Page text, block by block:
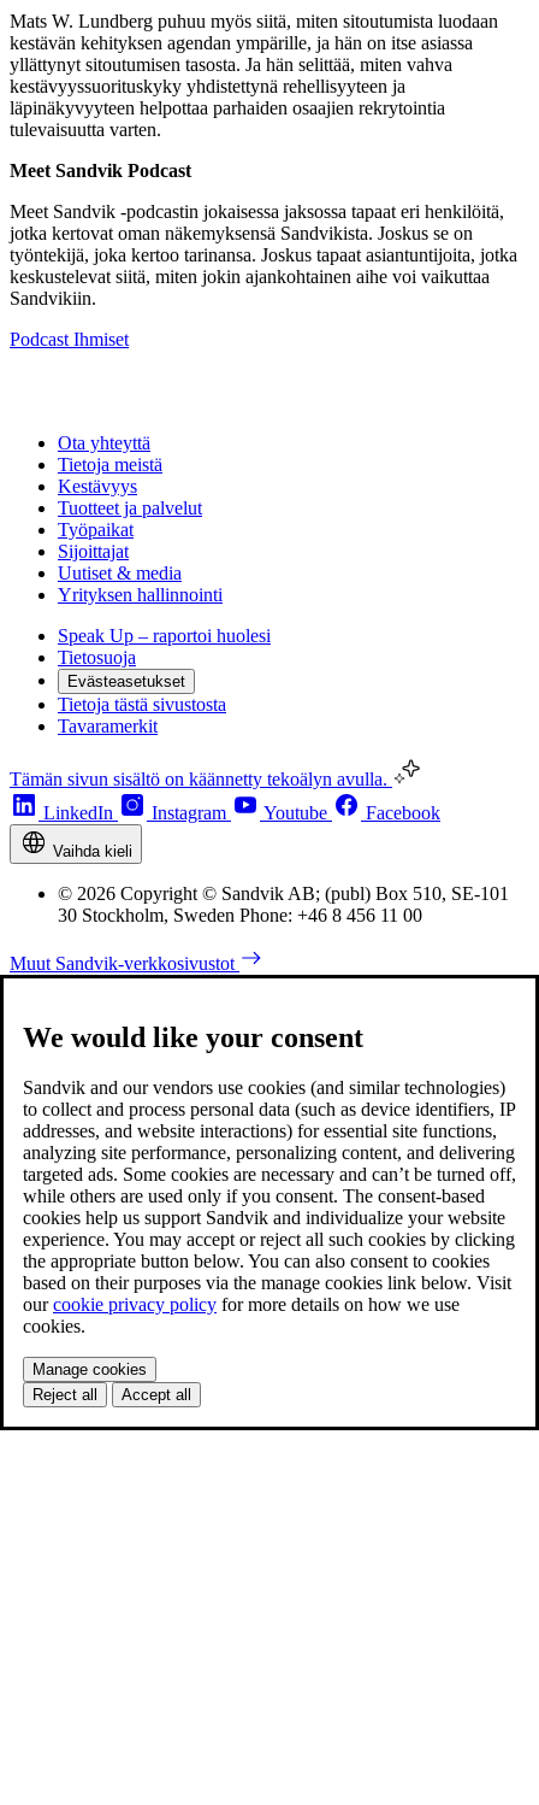
Mats W. Lundberg puhuu myös siitä, miten sitoutumista luodaan
kestävän kehityksen agendan ympärille, ja hän on itse asiassa
yllättynyt sitoutumisen tasosta. Ja hän selittää, miten vahva
kestävyyssuorituskyky yhdistettynä rehellisyyteen ja
läpinäkyvyyteen helpottaa parhaiden osaajien rekrytointia
tulevaisuutta varten.
Meet Sandvik Podcast
Meet Sandvik -podcastin jokaisessa jaksossa tapaat eri henkilöitä,
jotka kertovat oman näkemyksensä Sandvikista. Joskus se on
työntekijä, joka kertoo tarinansa. Joskus tapaat asiantuntijoita, jotka
keskustelevat siitä, miten jokin ajankohtainen aihe voi vaikuttaa
Sandvikiin.
Podcast Ihmiset
Ota yhteyttä
Tietoja meistä
Kestävyys
Tuotteet ja palvelut
Työpaikat
Sijoittajat
Uutiset & media
Yrityksen hallinnointi
Speak Up – raportoi huolesi
Tietosuoja
Evästeasetukset
Tietoja tästä sivustosta
Tavaramerkit
Tämän sivun sisältö on käännetty tekoälyn avulla.
LinkedIn
Instagram Youtube Facebook
Vaihda kieli
© 2026 Copyright © Sandvik AB; (publ) Box 510, SE-101
30 Stockholm, Sweden Phone: +46 8 456 11 00
Muut Sandvik-verkkosivustot
We would like your consent
Sandvik and our vendors use cookies (and similar technologies)
to collect and process personal data (such as device identifiers, IP
addresses, and website interactions) for essential site functions,
analyzing site performance, personalizing content, and delivering
targeted ads. Some cookies are necessary and can’t be turned off,
while others are used only if you consent. The consent-based
cookies help us support Sandvik and individualize your website
experience. You may accept or reject all such cookies by clicking
the appropriate button below. You can also consent to cookies
based on their purposes via the manage cookies link below. Visit
ourcookie privacy policy for more details on how we use
cookies.
Manage cookies
Reject all
Accept all